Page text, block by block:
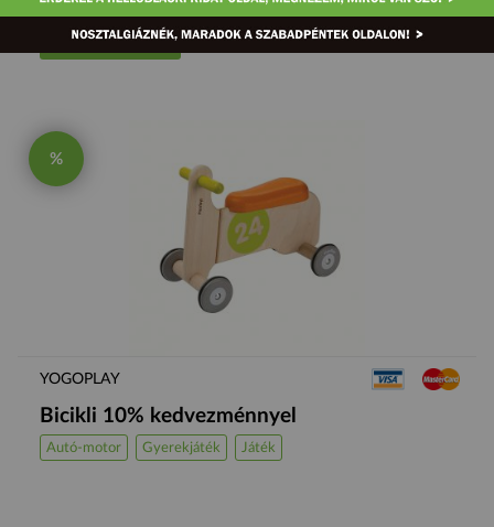
MEGNÉZEM
%
YOGOPLAY
Bicikli 10% kedvezménnyel
Autó-motor Gyerekjáték Játék